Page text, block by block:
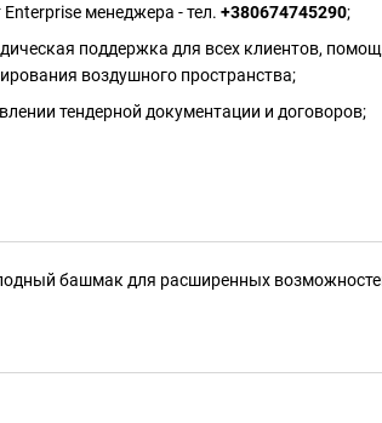
менеджера - тел. +380674745290;
поддержка для всех клиентов,
воздушного пространства;
тендерной документации и договоров;
башмак для расширенных